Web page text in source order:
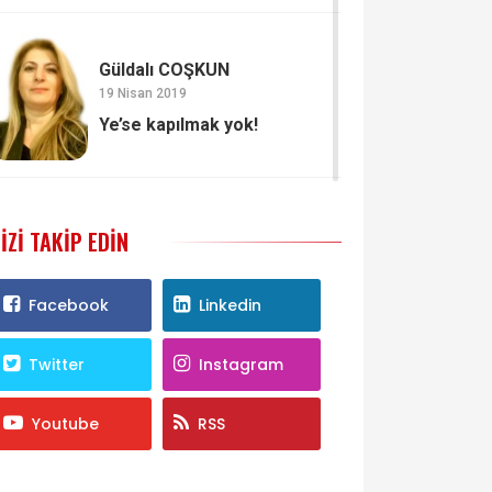
Güldalı COŞKUN
19 Nisan 2019
Ye’se kapılmak yok!
TAKIP EDIN
Facebook Linkedin
Twitter Instagram
Youtube RSS